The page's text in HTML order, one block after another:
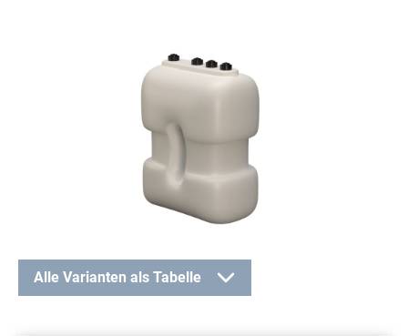
Alle Varianten als Tabelle